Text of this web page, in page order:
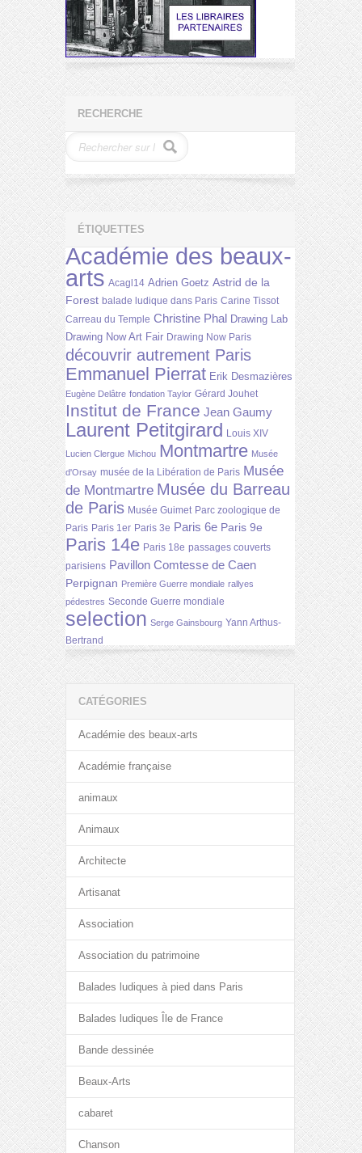
RECHERCHE
ÉTIQUETTES
Académie des beaux-
arts Acagl14 Adrien Goetz Astrid de la
Forest balade ludique dans Paris Carine Tissot
Carreau du Temple Christine Phal Drawing Lab
Drawing Now Art Fair Drawing Now Paris
découvrir autrement Paris
Emmanuel Pierrat Erik Desmazières
Eugène Delâtre fondation Taylor Gérard Jouhet
Institut de France Jean Gaumy
Laurent Petitgirard Louis XIV
Lucien Clergue Michou Montmartre Musée
d'Orsay musée de la Libération de Paris Musée
de Montmartre Musée du Barreau
de Paris Musée Guimet Parc zoologique de
Paris Paris 1er Paris 3e Paris 6e Paris 9e
Paris 14e Paris 18e passages couverts
parisiens Pavillon Comtesse de Caen
Perpignan Première Guerre mondiale rallyes
pédestres Seconde Guerre mondiale
selection Serge Gainsbourg Yann Arthus-
Bertrand
CATÉGORIES
Académie des beaux-arts
Académie française
animaux
Animaux
Architecte
Artisanat
Association
Association du patrimoine
Balades ludiques à pied dans Paris
Balades ludiques Île de France
Bande dessinée
Beaux-Arts
cabaret
Chanson